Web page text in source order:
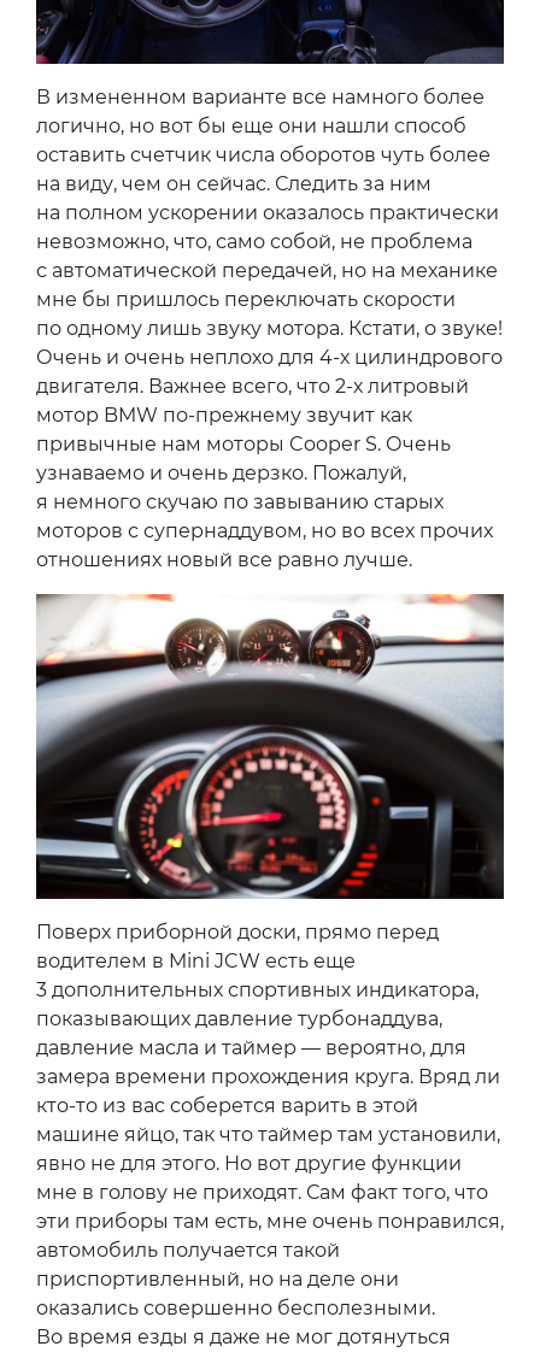
В измененном варианте все намного более
логично, но вот бы еще они нашли способ
оставить счетчик числа оборотов чуть более
на виду, чем он сейчас. Следить за ним
на полном ускорении оказалось практически
невозможно, что, само собой, не проблема
с автоматической передачей, но на механике
мне бы пришлось переключать скорости
по одному лишь звуку мотора. Кстати, о звуке!
Очень и очень неплохо для 4-х цилиндрового
двигателя. Важнее всего, что 2-х литровый
мотор BMW по-прежнему звучит как
привычные нам моторы Cooper S. Очень
узнаваемо и очень дерзко. Пожалуй,
я немного скучаю по завыванию старых
моторов с супернаддувом, но во всех прочих
отношениях новый все равно лучше.
Поверх приборной доски, прямо перед
водителем в Mini JCW есть еще
3 дополнительных спортивных индикатора,
показывающих давление турбонаддува,
давление масла и таймер — вероятно, для
замера времени прохождения круга. Вряд ли
кто-то из вас соберется варить в этой
машине яйцо, так что таймер там установили,
явно не для этого. Но вот другие функции
мне в голову не приходят. Сам факт того, что
эти приборы там есть, мне очень понравился,
автомобиль получается такой
приспортивленный, но на деле они
оказались совершенно бесполезными.
Во время езды я даже не мог дотянуться